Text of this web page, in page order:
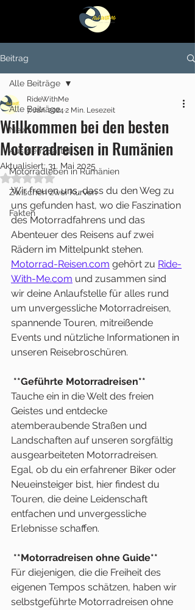
Beitrag
Alle Beiträge
News
Aus dem Sattel
Motorradleben in Rumänien
Zwischen zwei Kurven
Fakten
Alle Beiträge
Willkommen bei den besten
Motorradreisen in Rumänien
RideWithMe
7. Jan. 2024 2 Min. Lesezeit
Aktualisiert:31. Mai 2025
Mit NaN von 5 Sternen bewertet.
Wir freuen uns, dass du den Weg zu
uns gefunden hast, wo die Faszination
des Motorradfahrens und das
Abenteuer des Reisens auf zwei
Rädern im Mittelpunkt stehen.
Motorrad-Reisen.com gehört zu Ride-
With-Me.com und zusammen sind
wir deine Anlaufstelle für alles rund
um unvergessliche Motorradreisen,
spannende Touren, mitreißende
Events und nützliche Informationen in
unseren Reisebroschüren.
**Geführte Motorradreisen**
Tauche ein in die Welt des freien
Geistes und entdecke
atemberaubende Straßen und
Landschaften auf unseren sorgfältig
ausgearbeiteten Motorradreisen.
Egal, ob du ein erfahrener Biker oder
Neueinsteiger bist, hier findest du
Touren, die deine Leidenschaft
entfachen und unvergessliche
Erlebnisse schaffen.
**Motorradreisen ohne Guide**
Für diejenigen, die die Freiheit des
eigenen Tempos schätzen, haben wir
selbstgeführte Motorradreisen ohne